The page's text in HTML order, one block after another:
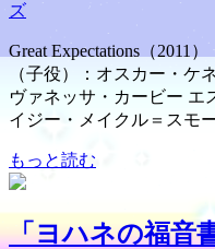
ズ
Great Expectations（2011
（子役）：オスカー・ケ
ヴァネッサ・カービー エ
イジー・メイクル＝スモ
もっと読む
「ヨハネの福音